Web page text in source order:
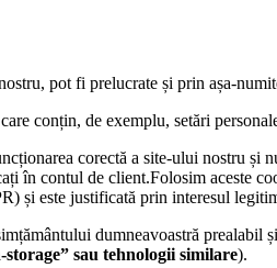
pot fi prelucrate și prin așa-
conțin, de exemplu, setări
corectă a site-ului nostru și
în contul de client.Folosim aceste
și este justificată prin interesul
dumneavoastră prealabil
sau tehnologii similare).